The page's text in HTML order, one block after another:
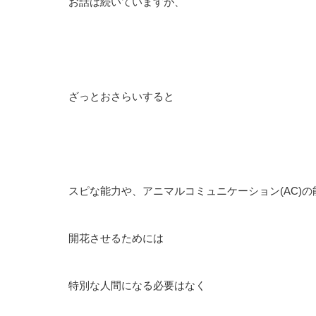
ざっとおさらいすると
スピな能力や、アニマルコミュニケーション(AC)の
開花させるためには
特別な人間になる必要はなく